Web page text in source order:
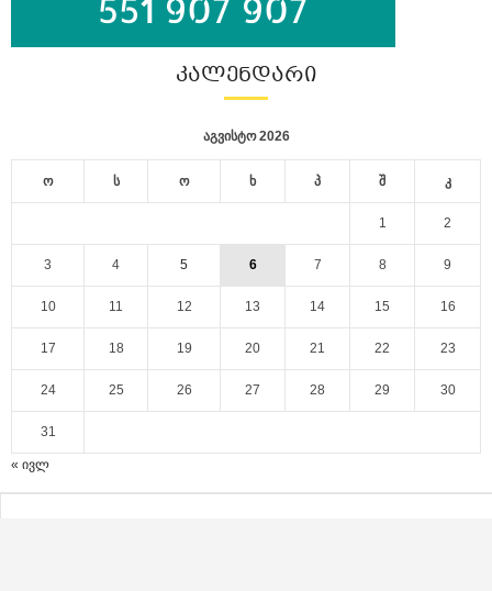
ᲙᲐᲚᲔᲜᲓᲐᲠᲘ
აგვისტო 2026
ო ს ო ხ პ შ კ
1 2
3 4 5 6 7 8 9
10 11 12 13 14 15 16
17 18 19 20 21 22 23
24 25 26 27 28 29 30
31
« ივლ